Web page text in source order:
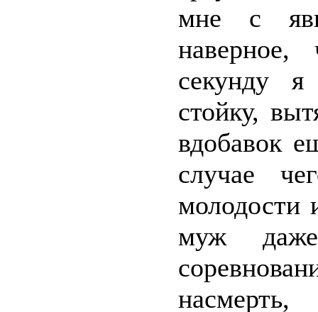
мне с
секунду я
стойку,
вдобавок
случае
молодости
муж